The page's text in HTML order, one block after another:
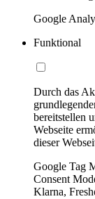
Google
Funktional
Durch das
bereitstellen
Webseite
dieser
Google Tag
Consent
Klarna,